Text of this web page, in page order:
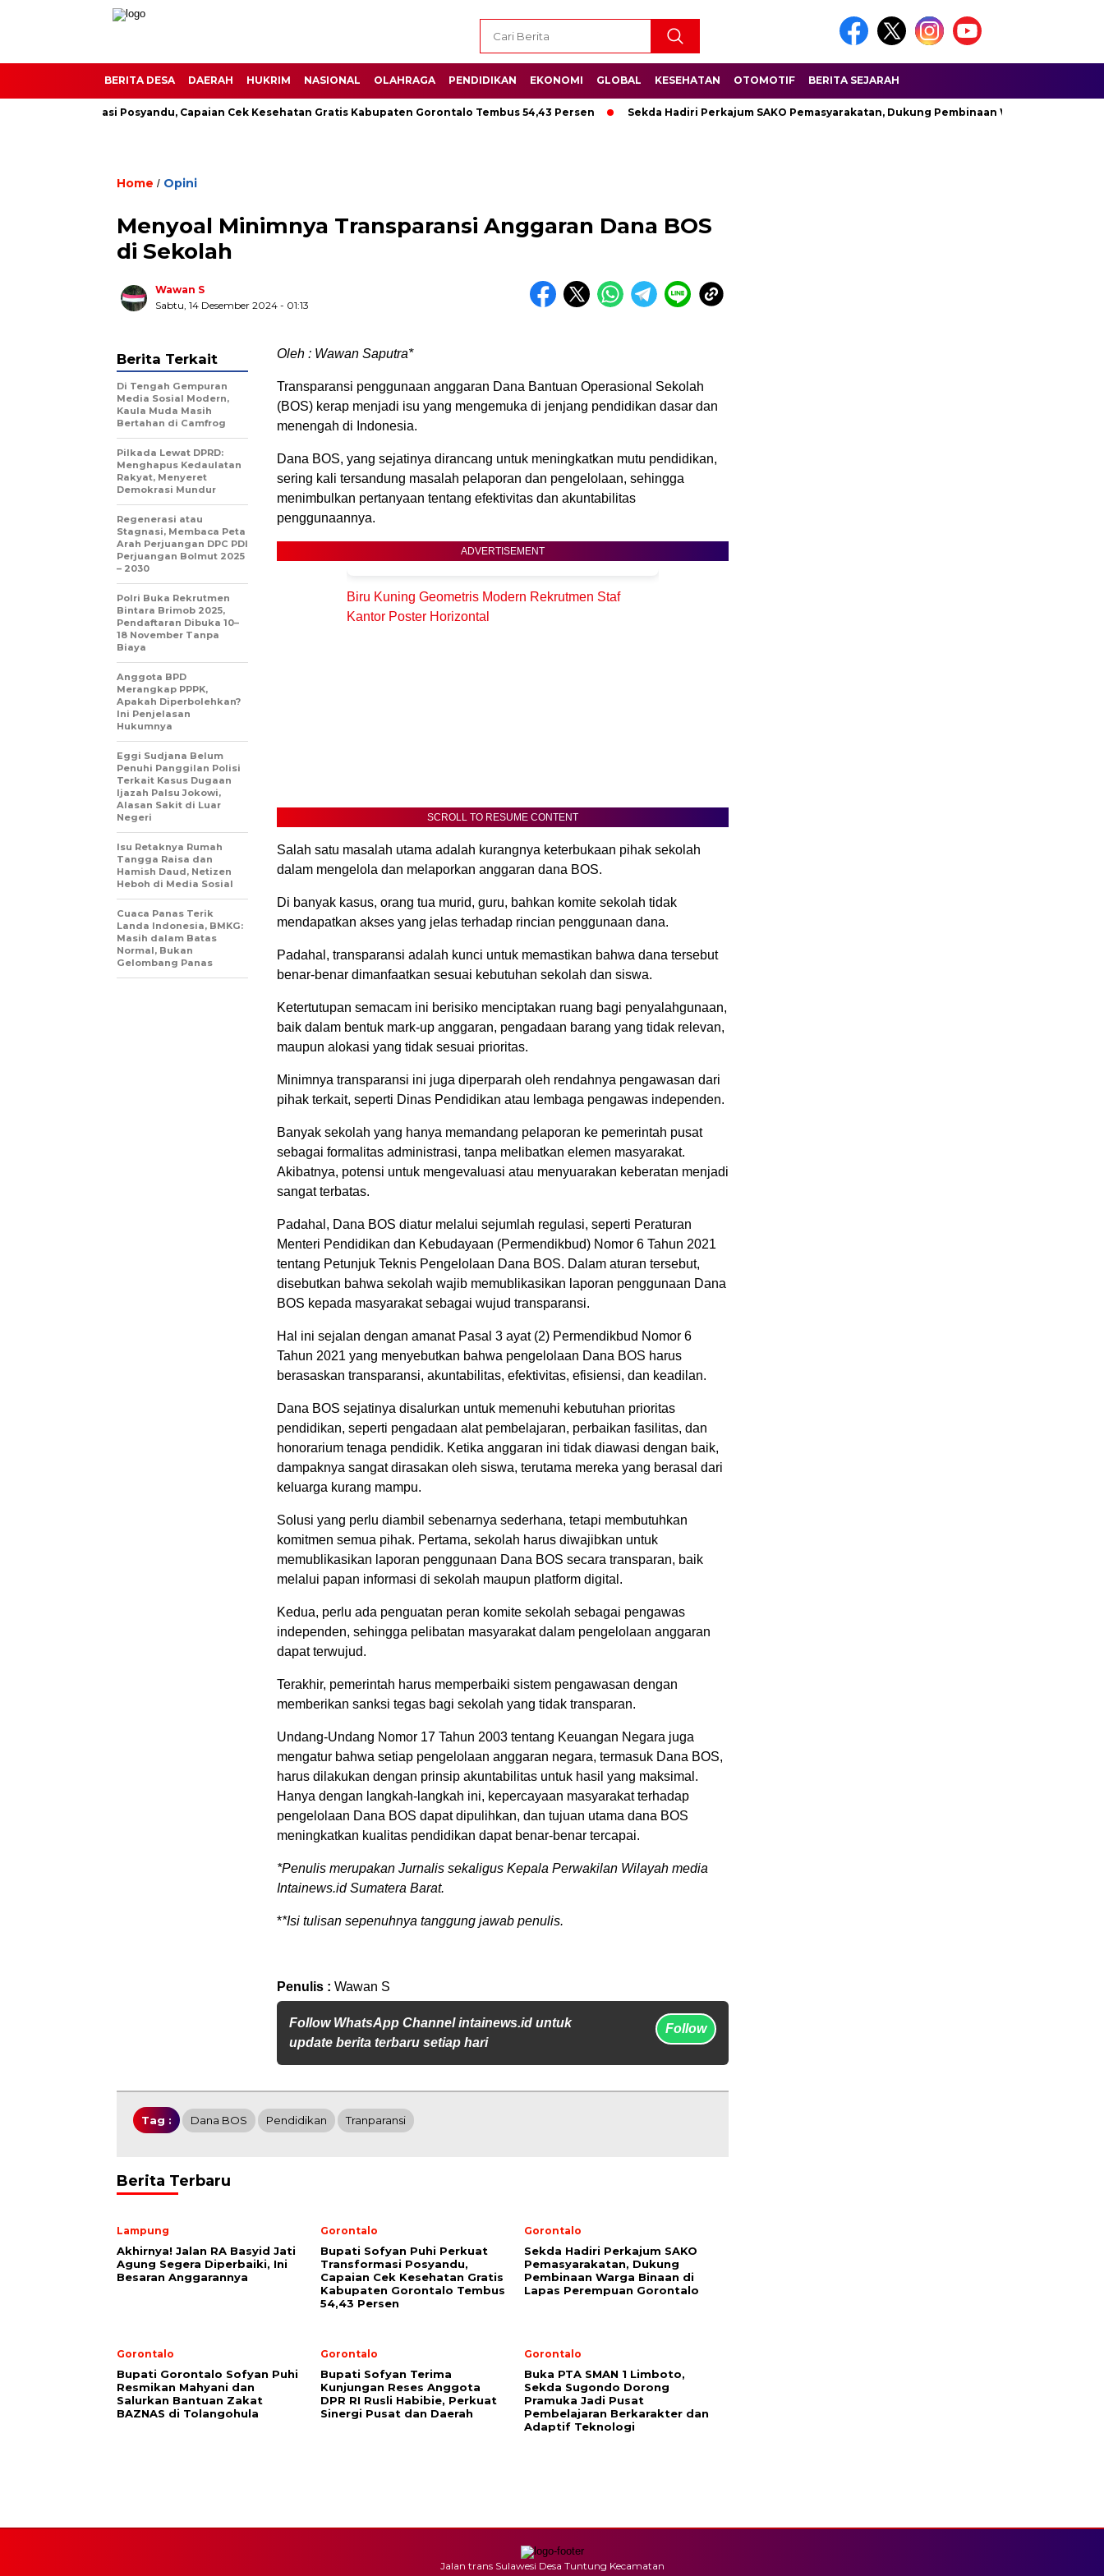
BERITA DESA DAERAH HUKRIM NASIONAL OLAHRAGA PENDIDIKAN EKONOMI GLOBAL KESEHATAN OTOMOTIF BERITA SEJARAH
Transformasi Posyandu, Capaian Cek Kesehatan Gratis Kabupaten Gorontalo Tembus 54,43 Persen Sekda Hadiri Perkajum SAKO Pemasyarakatan, Dukung Pembinaan Warga Binaan di
Home / Opini
Menyoal Minimnya Transparansi Anggaran Dana BOS
di Sekolah
Wawan S
Sabtu, 14 Desember 2024 - 01:13
Oleh : Wawan Saputra*
Transparansi penggunaan anggaran Dana Bantuan Operasional Sekolah
(BOS) kerap menjadi isu yang mengemuka di jenjang pendidikan dasar dan
menengah di Indonesia.
Dana BOS, yang sejatinya dirancang untuk meningkatkan mutu pendidikan,
sering kali tersandung masalah pelaporan dan pengelolaan, sehingga
menimbulkan pertanyaan tentang efektivitas dan akuntabilitas
penggunaannya.
ADVERTISEMENT
Biru Kuning Geometris Modern Rekrutmen Staf
Kantor Poster Horizontal
SCROLL TO RESUME CONTENT
Salah satu masalah utama adalah kurangnya keterbukaan pihak sekolah
dalam mengelola dan melaporkan anggaran dana BOS.
Di banyak kasus, orang tua murid, guru, bahkan komite sekolah tidak
mendapatkan akses yang jelas terhadap rincian penggunaan dana.
Padahal, transparansi adalah kunci untuk memastikan bahwa dana tersebut
benar-benar dimanfaatkan sesuai kebutuhan sekolah dan siswa.
Ketertutupan semacam ini berisiko menciptakan ruang bagi penyalahgunaan,
baik dalam bentuk mark-up anggaran, pengadaan barang yang tidak relevan,
maupun alokasi yang tidak sesuai prioritas.
Minimnya transparansi ini juga diperparah oleh rendahnya pengawasan dari
pihak terkait, seperti Dinas Pendidikan atau lembaga pengawas independen.
Banyak sekolah yang hanya memandang pelaporan ke pemerintah pusat
sebagai formalitas administrasi, tanpa melibatkan elemen masyarakat.
Akibatnya, potensi untuk mengevaluasi atau menyuarakan keberatan menjadi
sangat terbatas.
Padahal, Dana BOS diatur melalui sejumlah regulasi, seperti Peraturan
Menteri Pendidikan dan Kebudayaan (Permendikbud) Nomor 6 Tahun 2021
tentang Petunjuk Teknis Pengelolaan Dana BOS. Dalam aturan tersebut,
disebutkan bahwa sekolah wajib memublikasikan laporan penggunaan Dana
BOS kepada masyarakat sebagai wujud transparansi.
Hal ini sejalan dengan amanat Pasal 3 ayat (2) Permendikbud Nomor 6
Tahun 2021 yang menyebutkan bahwa pengelolaan Dana BOS harus
berasaskan transparansi, akuntabilitas, efektivitas, efisiensi, dan keadilan.
Dana BOS sejatinya disalurkan untuk memenuhi kebutuhan prioritas
pendidikan, seperti pengadaan alat pembelajaran, perbaikan fasilitas, dan
honorarium tenaga pendidik. Ketika anggaran ini tidak diawasi dengan baik,
dampaknya sangat dirasakan oleh siswa, terutama mereka yang berasal dari
keluarga kurang mampu.
Solusi yang perlu diambil sebenarnya sederhana, tetapi membutuhkan
komitmen semua pihak. Pertama, sekolah harus diwajibkan untuk
memublikasikan laporan penggunaan Dana BOS secara transparan, baik
melalui papan informasi di sekolah maupun platform digital.
Kedua, perlu ada penguatan peran komite sekolah sebagai pengawas
independen, sehingga pelibatan masyarakat dalam pengelolaan anggaran
dapat terwujud.
Terakhir, pemerintah harus memperbaiki sistem pengawasan dengan
memberikan sanksi tegas bagi sekolah yang tidak transparan.
Undang-Undang Nomor 17 Tahun 2003 tentang Keuangan Negara juga
mengatur bahwa setiap pengelolaan anggaran negara, termasuk Dana BOS,
harus dilakukan dengan prinsip akuntabilitas untuk hasil yang maksimal.
Hanya dengan langkah-langkah ini, kepercayaan masyarakat terhadap
pengelolaan Dana BOS dapat dipulihkan, dan tujuan utama dana BOS
meningkatkan kualitas pendidikan dapat benar-benar tercapai.
*Penulis merupakan Jurnalis sekaligus Kepala Perwakilan Wilayah media
Intainews.id Sumatera Barat.
**Isi tulisan sepenuhnya tanggung jawab penulis.
Penulis : Wawan S
Follow WhatsApp Channel intainews.id untuk
update berita terbaru setiap hari
Follow
Berita Terkait
Di Tengah Gempuran
Media Sosial Modern,
Kaula Muda Masih
Bertahan di Camfrog
Pilkada Lewat DPRD:
Menghapus Kedaulatan
Rakyat, Menyeret
Demokrasi Mundur
Regenerasi atau
Stagnasi, Membaca Peta
Arah Perjuangan DPC PDI
Perjuangan Bolmut 2025
– 2030
Polri Buka Rekrutmen
Bintara Brimob 2025,
Pendaftaran Dibuka 10–
18 November Tanpa
Biaya
Anggota BPD
Merangkap PPPK,
Apakah Diperbolehkan?
Ini Penjelasan
Hukumnya
Eggi Sudjana Belum
Penuhi Panggilan Polisi
Terkait Kasus Dugaan
Ijazah Palsu Jokowi,
Alasan Sakit di Luar
Negeri
Isu Retaknya Rumah
Tangga Raisa dan
Hamish Daud, Netizen
Heboh di Media Sosial
Cuaca Panas Terik
Landa Indonesia, BMKG:
Masih dalam Batas
Normal, Bukan
Gelombang Panas
Tag : Dana BOS Pendidikan Tranparansi
Berita Terbaru
Lampung
Akhirnya! Jalan RA Basyid Jati
Agung Segera Diperbaiki, Ini
Besaran Anggarannya
Gorontalo
Bupati Sofyan Puhi Perkuat
Transformasi Posyandu,
Capaian Cek Kesehatan Gratis
Kabupaten Gorontalo Tembus
54,43 Persen
Gorontalo
Sekda Hadiri Perkajum SAKO
Pemasyarakatan, Dukung
Pembinaan Warga Binaan di
Lapas Perempuan Gorontalo
Gorontalo
Bupati Gorontalo Sofyan Puhi
Resmikan Mahyani dan
Salurkan Bantuan Zakat
BAZNAS di Tolangohula
Gorontalo
Bupati Sofyan Terima
Kunjungan Reses Anggota
DPR RI Rusli Habibie, Perkuat
Sinergi Pusat dan Daerah
Gorontalo
Buka PTA SMAN 1 Limboto,
Sekda Sugondo Dorong
Pramuka Jadi Pusat
Pembelajaran Berkarakter dan
Adaptif Teknologi
Jalan trans Sulawesi Desa Tuntung Kecamatan